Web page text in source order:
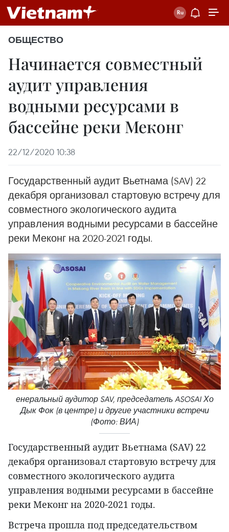
ОБЩЕСТВО
Начинается совместный
аудит управления
водными ресурсами в
бассейне реки Меконг
22/12/2020 10:38
Государственный аудит Вьетнама (SAV) 22
декабря организовал стартовую встречу для
совместного экологического аудита
управления водными ресурсами в бассейне
реки Меконг на 2020-2021 годы.
енеральный аудитор SAV, председатель ASOSAI Хо
Дык Фок (в центре) и другие участники встречи
(Фото: ВИА)
Государственный аудит Вьетнама (SAV) 22
декабря организовал стартовую встречу для
совместного экологического аудита
управления водными ресурсами в бассейне
реки Меконг на 2020-2021 годы.
Встреча прошла под председательством